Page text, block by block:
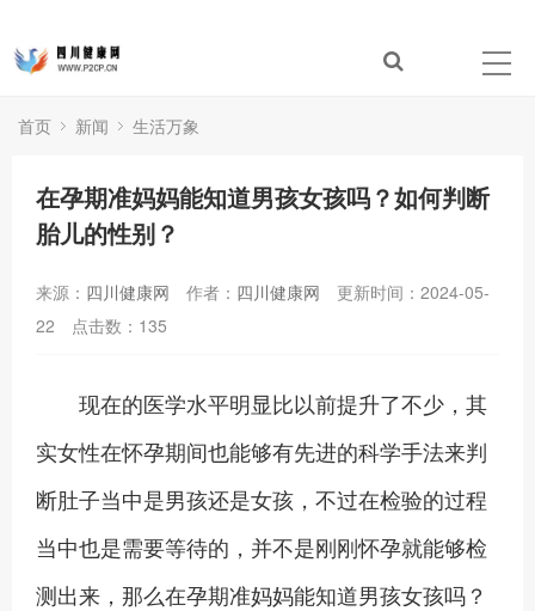
首页 新闻 生活万象
在孕期准妈妈能知道男孩女孩吗？如何判断
胎儿的性别？
来源： 四川健康网 作者： 四川健康网
更新时间：2024-05-
22
点击数： 135
现在的医学水平明显比以前提升了不少，其
实女性在怀孕期间也能够有先进的科学手法来判
断肚子当中是男孩还是女孩，不过在检验的过程
当中也是需要等待的，并不是刚刚怀孕就能够检
测出来，那么在孕期准妈妈能知道男孩女孩吗？